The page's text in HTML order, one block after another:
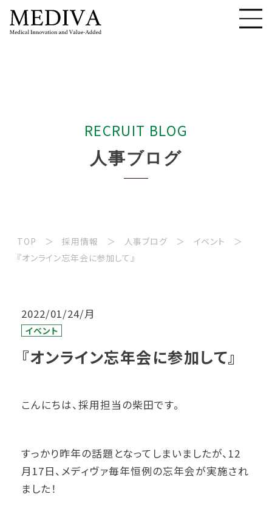
RECRUIT BLOG
人事ブロ グ
TOP 採用情報 人事ブログ
イベント
『オンライン忘年会に参加して』
2022/01/24/月
イベント
『オンライン忘年会に参加して』
こんにちは、採用担当の柴田です。
すっかり昨年の話題となってしまいましたが、12
月17日、メディヴァ毎年恒例の忘年会が実施され
ました！